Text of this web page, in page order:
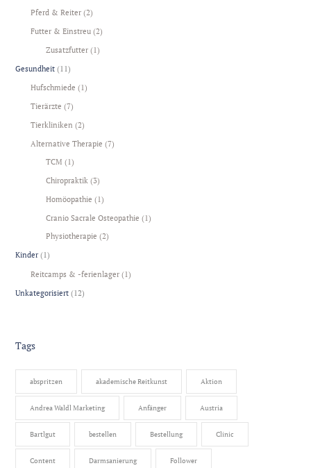
Pferd & Reiter (2)
Futter & Einstreu (2)
Zusatzfutter (1)
Gesundheit (11)
Hufschmiede (1)
Tierärzte (7)
Tierkliniken (2)
Alternative Therapie (7)
TCM (1)
Chiropraktik (3)
Homöopathie (1)
Cranio Sacrale Osteopathie (1)
Physiotherapie (2)
Kinder (1)
Reitcamps & -ferienlager (1)
Unkategorisiert (12)
Tags
abspritzen akademische Reitkunst Aktion
Andrea Waldl Marketing Anfänger Austria
Bartlgut bestellen Bestellung Clinic
Content Darmsanierung Follower